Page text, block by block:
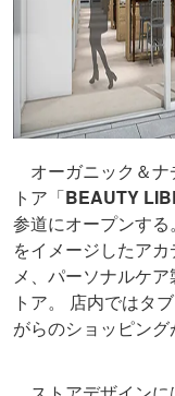
オーガニック＆ナ
トア「BEAUTY
参道にオープンす
をイメージしたア
メ、パーソナルケ
トア。 店内ではタ
がらのショッピング